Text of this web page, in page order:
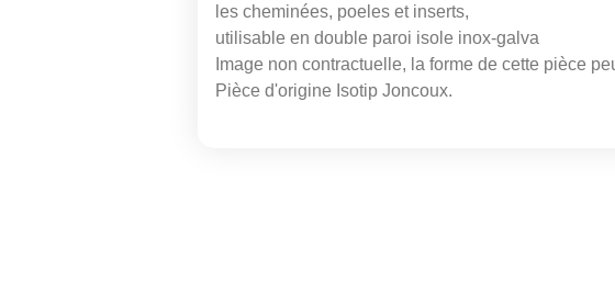
les cheminées, poeles et inserts,
utilisable en double paroi isole inox-galva
Image non contractuelle, la forme de cette pièce
Pièce d'origine Isotip Joncoux.